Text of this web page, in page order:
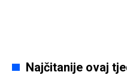
Najčitanije ovaj